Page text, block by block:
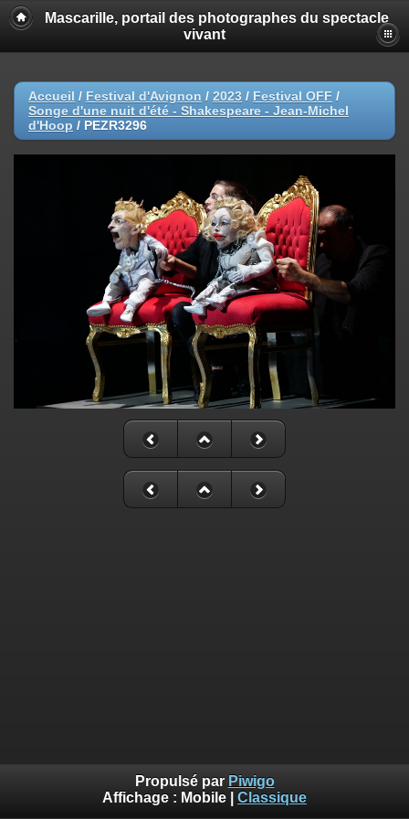
Mascarille, portail des photographes du spectacle
vivant
Accueil / Festival d'Avignon / 2023 / Festival OFF /
Songe d'une nuit d'été - Shakespeare - Jean-Michel
d'Hoop / PEZR3296
Propulsé par Piwigo
Affichage : Mobile Classique